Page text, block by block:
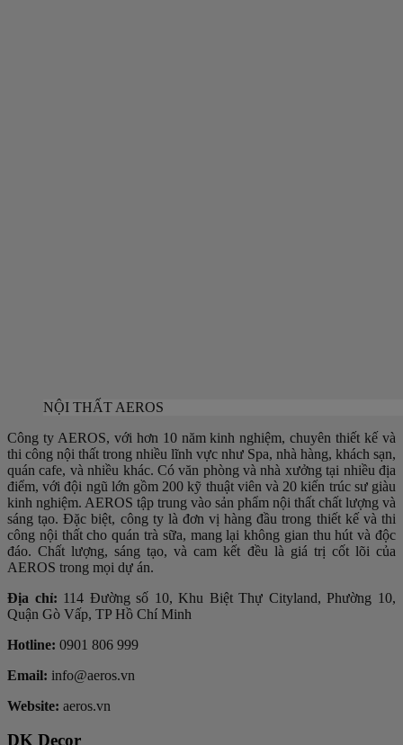
NỘI THẤT AEROS
Công ty AEROS, với hơn 10 năm kinh nghiệm, chuyên thiết kế và
thi công nội thất trong nhiều lĩnh vực như Spa, nhà hàng, khách sạn,
quán cafe, và nhiều khác. Có văn phòng và nhà xưởng tại nhiều địa
điểm, với đội ngũ lớn gồm 200 kỹ thuật viên và 20 kiến trúc sư giàu
kinh nghiệm. AEROS tập trung vào sản phẩm nội thất chất lượng và
sáng tạo. Đặc biệt, công ty là đơn vị hàng đầu trong thiết kế và thi
công nội thất cho quán trà sữa, mang lại không gian thu hút và độc
đáo. Chất lượng, sáng tạo, và cam kết đều là giá trị cốt lõi của
AEROS trong mọi dự án.
Địa chỉ: 114 Đường số 10, Khu Biệt Thự Cityland, Phường 10,
Quận Gò Vấp, TP Hồ Chí Minh
Hotline: 0901 806 999
Email: info@aeros.vn
Website: aeros.vn
DK Decor